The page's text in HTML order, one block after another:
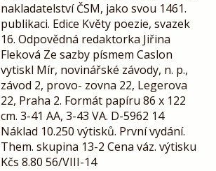
nakladatelství ČSM, jako svou 1461.
publikaci. Edice Květy poezie, svazek
16. Odpovědná redaktorka Jiřina
Fleková Ze sazby písmem Caslon
vytiskl Mír, novinářské závody, n. p.,
závod 2, provo- zovna 22, Legerova
22, Praha 2. Formát papíru 86 x 122
cm. 3-41 AA, 3-43 VA. D-5962 14
Náklad 10.250 výtisků. První vydání.
Them. skupina 13-2 Cena váz. výtisku
Kčs 8.80 56/VIII-14